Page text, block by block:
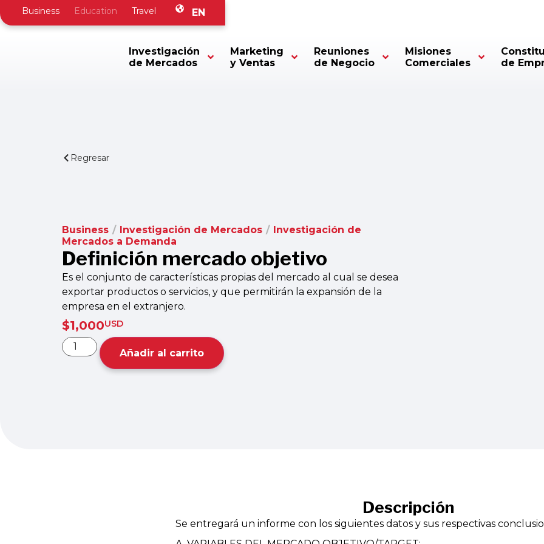
Business Education Travel EN
Investigación
de Mercados
Marketing
y Ventas
Reuniones
de Negocio
Misiones
Comerciales
de
Regresar
Business / Investigación de Mercados / Investigación de
Mercados a Demanda
Definición mercado objetivo
Es el conjunto de características propias del mercado al cual se desea
exportar productos o servicios, y que permitirán la expansión de la
empresa en el extranjero.
$1,000USD
Añadir al carrito
Descripción
Se entregará un informe con los siguientes datos y sus respectivas